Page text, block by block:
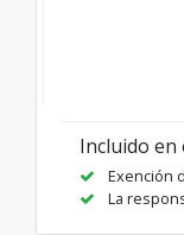
Incluido en
Exención
La